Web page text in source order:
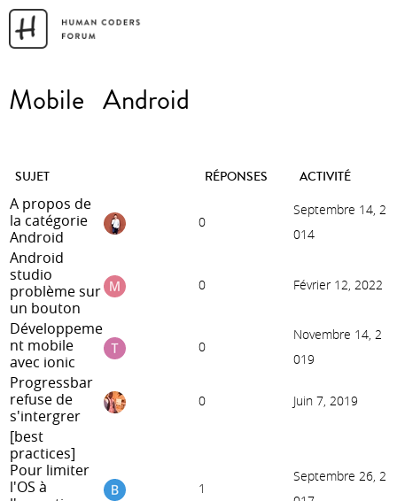
Mobile Android
SUJET RÉPONSES ACTIVITÉ
A propos de
la catégorie
Android
0
Septembre 14, 2
014
Android
studio
problème sur
un bouton
0 Février 12, 2022
Développeme
nt mobile
avec ionic
0
Novembre 14, 2
019
Progressbar
refuse de
s'intergrer
0 Juin 7, 2019
[best
practices]
Pour limiter
l'OS à
1
Septembre 26, 2